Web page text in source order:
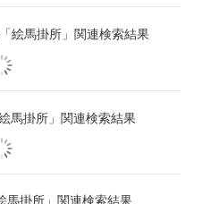
絵馬掛所」関連検索結果
馬掛所」関連検索結果
馬掛所」関連検索結果